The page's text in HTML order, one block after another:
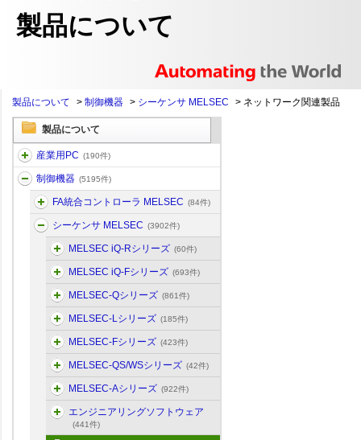
製品について
製品について > 制御機器 > シーケンサ MELSEC > ネットワーク関連製品
製品について
産業用PC (190件)
制御機器 (5195件)
FA統合コントローラ MELSEC (84件)
シーケンサ MELSEC (3902件)
MELSEC iQ-Rシリーズ (60件)
MELSEC iQ-Fシリーズ (693件)
MELSEC-Qシリーズ (861件)
MELSEC-Lシリーズ (185件)
MELSEC-Fシリーズ (423件)
MELSEC-QS/WSシリーズ (42件)
MELSEC-Aシリーズ (922件)
エンジニアリングソフトウェア
(441件)